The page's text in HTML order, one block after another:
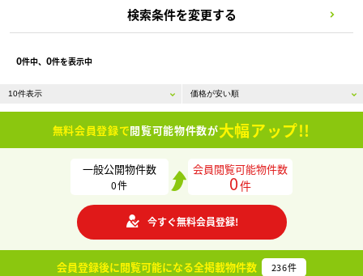
検索条件を変更する
0件中、 0件を表示中
無料会員登録で閲覧可能物件数が大幅アップ!!
一般公開物件数
0件
会員閲覧可能物件数
0件
今すぐ無料会員登録!
会員登録後に閲覧可能になる全掲載物件数 236件